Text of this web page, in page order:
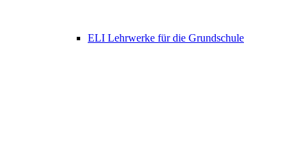
ELI Lehrwerke für die Grundschule